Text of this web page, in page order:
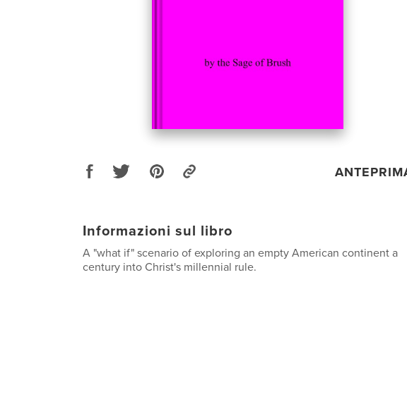
Informazioni sul libro
A "what if" scenario of exploring an empty American continent a
century into Christ's millennial rule.